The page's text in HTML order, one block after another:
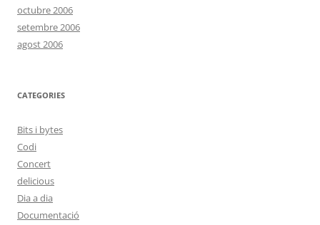
octubre 2006
setembre 2006
agost 2006
CATEGORIES
Bits i bytes
Codi
Concert
delicious
Dia a dia
Documentació